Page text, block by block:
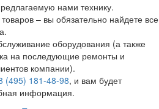
нами технику.
– вы обязательно найдете все
оборудования (а также
на последующие ремонты и
компании).
(495) 181-48-98, и вам будет
информация.